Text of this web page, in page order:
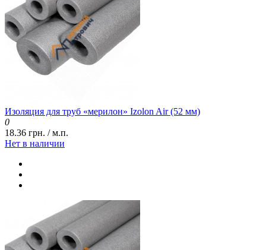
Изоляция для труб «мерилон» Izolon Air (52 мм)
0
18.36 грн. / м.п.
Нет в наличии